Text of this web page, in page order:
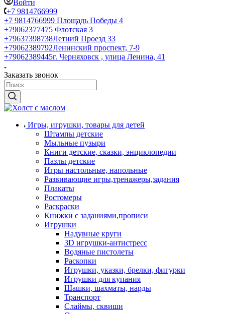
Войти
+7 9814766999
+7 9814766999 Площадь Победы 4
+79062377475 Флотская 3
+79637398738Летний Проезд 33
+79062389792Ленинский проспект, 7-9
+79062389445г. Черняховск , улица Ленина, 41
Заказать звонок
Игры, игрушки, товары для детей
Штампы детские
Мыльные пузыри
Книги детские, сказки, энциклопедии
Пазлы детские
Игры настольные, напольные
Развивающие игры,тренажеры,задания
Плакаты
Ростомеры
Раскраски
Книжки с заданиями,прописи
Игрушки
Надувные круги
3D игрушки-антистресс
Водяные пистолеты
Раскопки
Игрушки, указки, брелки, фигурки
Игрушки для купания
Шашки, шахматы, нарды
Транспорт
Слаймы, сквиши